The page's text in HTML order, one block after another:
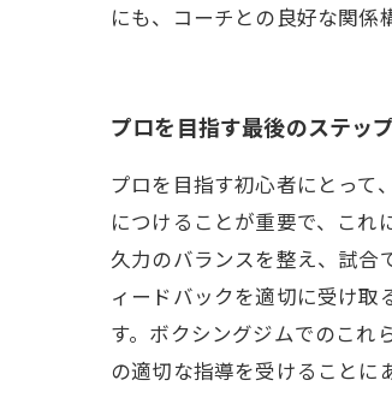
にも、コーチとの良好な関係
プロを目指す最後のステッ
プロを目指す初心者にとって
につけることが重要で、こ
久力のバランスを整え、試合
ィードバックを適切に受け取
す。ボクシングジムでのこれ
の適切な指導を受けることに